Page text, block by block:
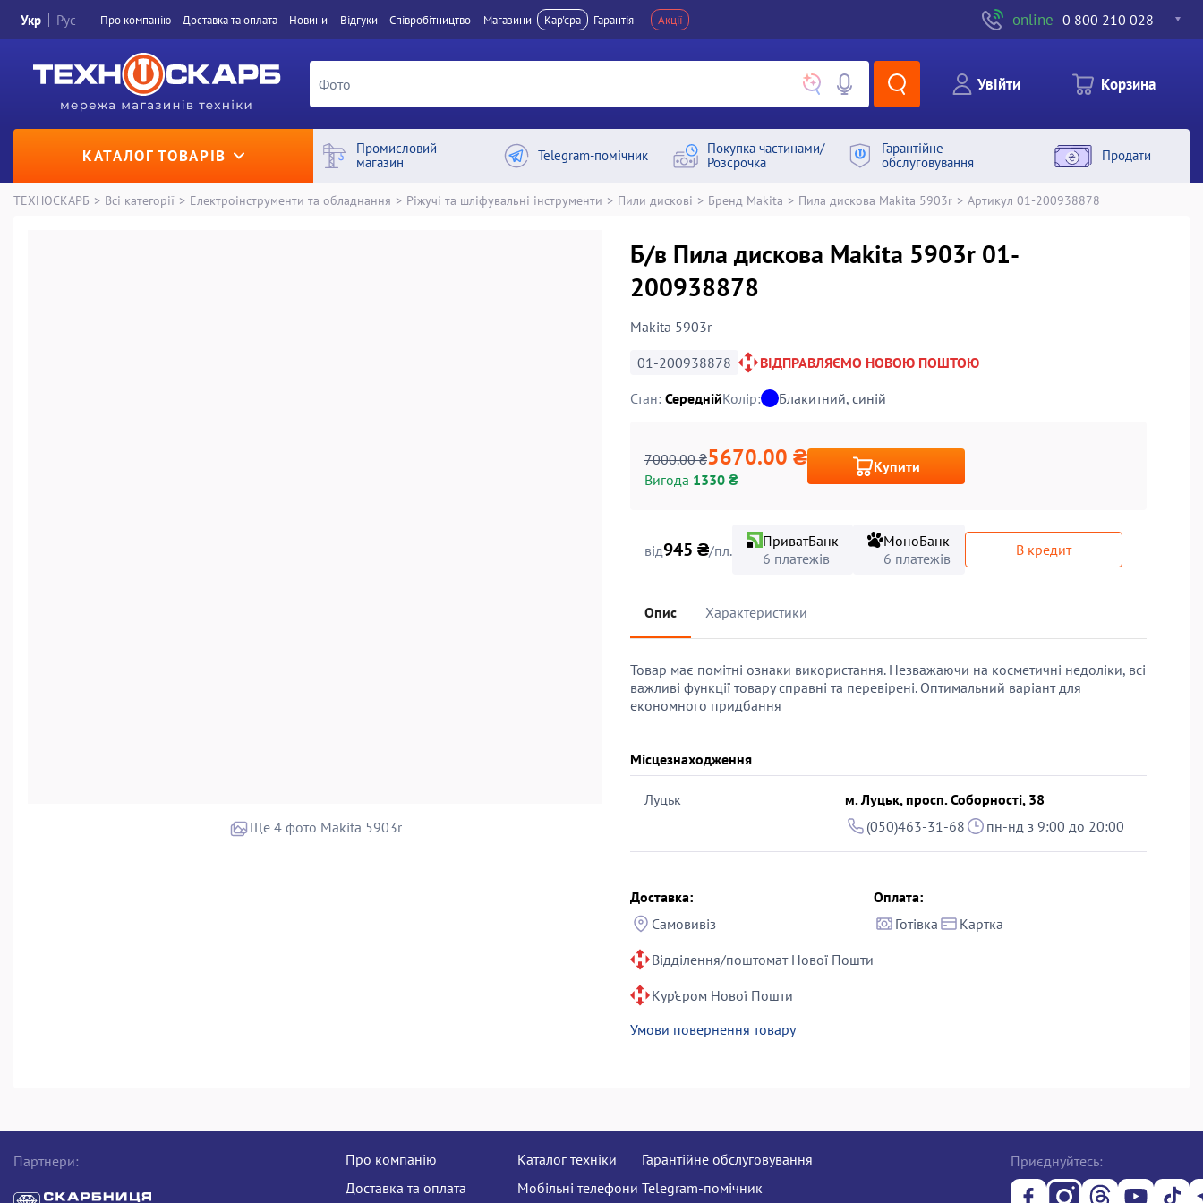
Укр Рус Про компанiю Доставка та оплата Новини Вiдгуки Співробітництво Магазини Кар'єра Гарантія Акції online 0 800 210 028
Увiйти Корзина
КАТАЛОГ ТОВАРІВ
Промисловий
магазин
Telegram-помічник
Покупка частинами/
Розсрочка
Гарантiйне
обслуговування
Продати
ТЕХНОСКАРБ > Всі категорії > Електроінструменти та обладнання > Ріжучі та шліфувальні інструменти > Пили дискові > Бренд Makita > Пила дискова Makita 5903r > Артикул 01-200938878
Ще 4 фото Makita 5903r
Б/в Пила дискова Makita 5903r 01-
200938878
Makita 5903r
01-200938878
ВІДПРАВЛЯЄМО НОВОЮ ПОШТОЮ
Стан: СереднійКолір: Блакитний, синій
7000.00 ₴5670.00 ₴
Вигода 1330 ₴
Купити
від945 ₴/пл.
ПриватБанк
6 платежів
МоноБанк
6 платежів
В кредит
Опис Характеристики
Товар має помітні ознаки використання. Незважаючи на косметичні недоліки, всі
важливі функції товару справні та перевірені. Оптимальний варіант для
економного придбання
Місцезнаходження
Луцьк
м. Луцьк, просп. Соборності, 38
(050)463-31-68
пн-нд з 9:00 до 20:00
Доставка:
Самовивіз
Відділення/поштомат Нової Пошти
Кур’єром Нової Пошти
Оплата:
Готівка
Картка
Умови повернення товару
Партнери:
Про компанію
Доставка та оплата
Каталог техніки
Мобільні телефони
Гарантійне обслуговування
Telegram-помічник
Приєднуйтесь: